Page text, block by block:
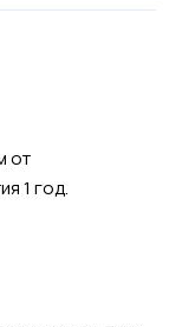
от
1 год.